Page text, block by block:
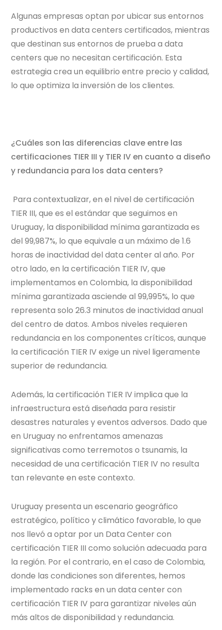
Algunas empresas optan por ubicar sus entornos
productivos en data centers certificados, mientras
que destinan sus entornos de prueba a data
centers que no necesitan certificación. Esta
estrategia crea un equilibrio entre precio y calidad,
lo que optimiza la inversión de los clientes.
¿Cuáles son las diferencias clave entre las
certificaciones TIER III y TIER IV en cuanto a diseño
y redundancia para los data centers?
Para contextualizar, en el nivel de certificación
TIER III, que es el estándar que seguimos en
Uruguay, la disponibilidad mínima garantizada es
del 99,987%, lo que equivale a un máximo de 1.6
horas de inactividad del data center al año. Por
otro lado, en la certificación TIER IV, que
implementamos en Colombia, la disponibilidad
mínima garantizada asciende al 99,995%, lo que
representa solo 26.3 minutos de inactividad anual
del centro de datos. Ambos niveles requieren
redundancia en los componentes críticos, aunque
la certificación TIER IV exige un nivel ligeramente
superior de redundancia.
Además, la certificación TIER IV implica que la
infraestructura está diseñada para resistir
desastres naturales y eventos adversos. Dado que
en Uruguay no enfrentamos amenazas
significativas como terremotos o tsunamis, la
necesidad de una certificación TIER IV no resulta
tan relevante en este contexto.
Uruguay presenta un escenario geográfico
estratégico, político y climático favorable, lo que
nos llevó a optar por un Data Center con
certificación TIER III como solución adecuada para
la región. Por el contrario, en el caso de Colombia,
donde las condiciones son diferentes, hemos
implementado racks en un data center con
certificación TIER IV para garantizar niveles aún
más altos de disponibilidad y redundancia.